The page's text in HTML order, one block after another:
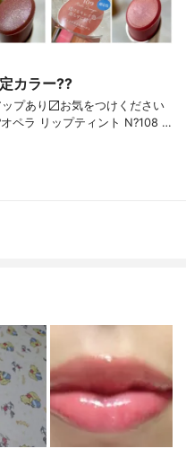
カラー??
プあり〼 お気をつけください
オペラ リップティント N ?108 …